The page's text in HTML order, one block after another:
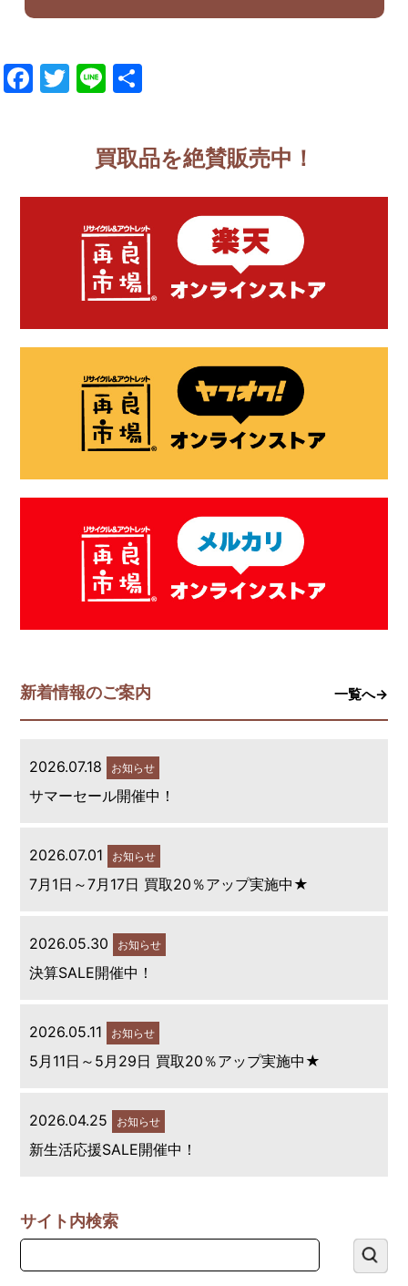
Facebook
Twitter
Line
買取品を絶賛販売中！
新着情報のご案内 一覧へ→
2026.07.18 お知らせ
サマーセール開催中！
2026.07.01 お知らせ
7月1日～7月17日 買取20％アップ実施中★
2026.05.30 お知らせ
決算SALE開催中！
2026.05.11 お知らせ
5月11日～5月29日 買取20％アップ実施中★
2026.04.25 お知らせ
新生活応援SALE開催中！
サイト内検索